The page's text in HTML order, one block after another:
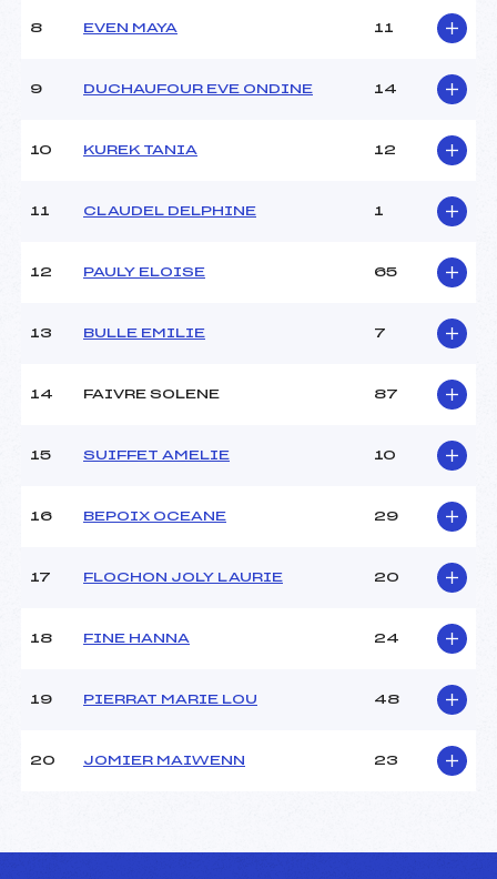
8 EVEN MAYA 11
9 DUCHAUFOUR EVE ONDINE 14
10 KUREK TANIA 12
11 CLAUDEL DELPHINE 1
12 PAULY ELOISE 65
13 BULLE EMILIE 7
14 FAIVRE SOLENE 87
15 SUIFFET AMELIE 10
16 BEPOIX OCEANE 29
17 FLOCHON JOLY LAURIE 20
18 FINE HANNA 24
19 PIERRAT MARIE LOU 48
20 JOMIER MAIWENN 23